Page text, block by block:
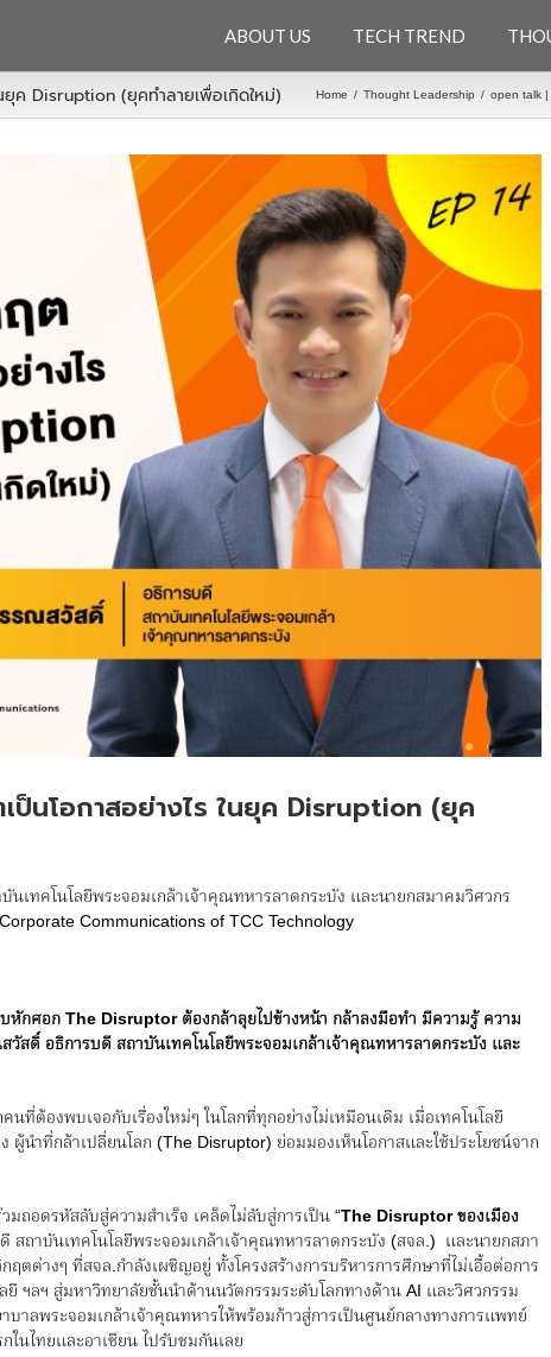
ABOUT US TECH TREND
ยุค Disruption (ยุคทำลายเพื่อเกิดใหม่) Home / Thought Leadership / open talk |
ป็นโอกาสอย่างไร ในยุค Disruption (ยุค
เทคโนโลยีพระจอมเกล้าเจ้าคุณทหารลาดกระบัง และนายกสมาคมวิศวกร
Communications of TCC Technology
หักศอกThe Disruptorต้องกล้าลุยไปข้างหน้า กล้าลงมือทำ มีความรู้ ความ
วัสดิ์ อธิการบดี สถาบันเทคโนโลยีพระจอมเกล้าเจ้าคุณทหารลาดกระบัง และ
ต้องพบเจอกับเรื่องใหม่ๆ ในโลกที่ทุกอย่างไม่เหมือนเดิม เมื่อเทคโนโลยี
ำที่กล้าเปลี่ยนโลก (The Disruptor) ย่อมมองเห็นโอกาสและใช้ประโยชน์จาก
ถอดรหัสลับสู่ความสำเร็จ เคล็ดไม่ลับสู่การเป็น “The Disruptorของเมือง
สถาบันเทคโนโลยีพระจอมเกล้าเจ้าคุณทหารลาดกระบัง (สจล.) และนายกสภา
ตต่างๆ ที่สจล.กำลังเผชิญอยู่ ทั้งโครงสร้างการบริหารการศึกษาที่ไม่เอื้อต่อการ
ฯลฯ สู่มหาวิทยาลัยชั้นนำด้านนวัตกรรมระดับโลกทางด้าน AI และวิศวกรรม
บาลพระจอมเกล้าเจ้าคุณทหารให้พร้อมก้าวสู่การเป็นศูนย์กลางทางการแพทย์
นไทยและอาเซียน ไปรับชมกันเลย